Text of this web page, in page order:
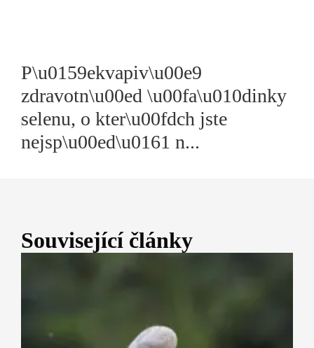
P\u0159ekvapiv\u00e9
zdravotn\u00ed \u00fa\u010dinky
selenu, o kter\u00fdch jste
nejsp\u00ed\u0161 n...
Související články